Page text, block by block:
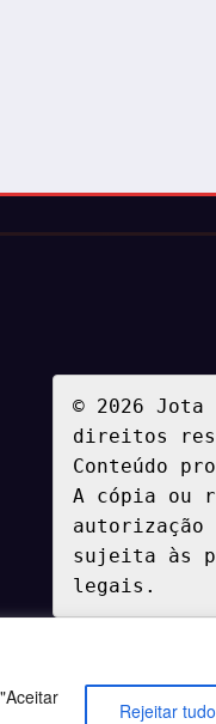
Rejeitar tudo
© 2026 Jota
direitos
Conteúdo
A cópia ou
autorização
sujeita às
legais.